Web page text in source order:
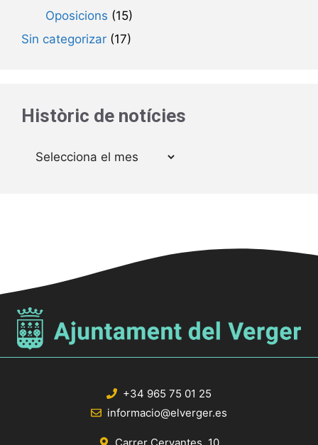
Oposicions (15)
Sin categorizar (17)
Històric de notícies
Arxius
+34 965 75 01 25
informacio@elverger.es
Carrer Cervantes, 10